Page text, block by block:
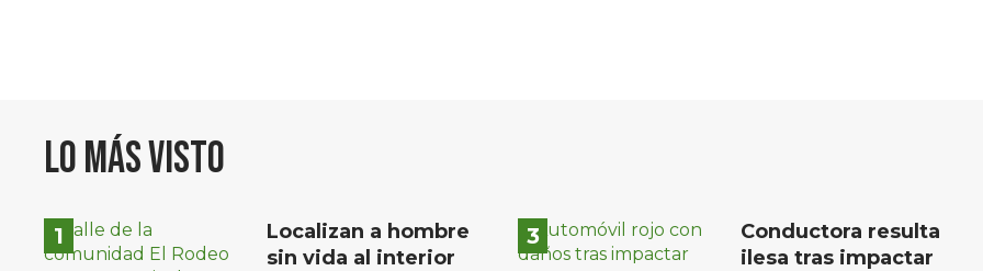
Lo más visto
Localizan a hombre
sin vida al interior
Conductora resulta
ilesa tras impactar